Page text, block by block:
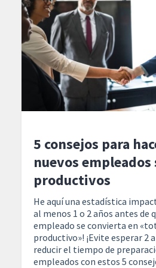
5 consejos para
nuevos empleados
productivos
He aquí una estadística
al menos 1 o 2 años antes de
empleado se convierta en
productivo»! ¡Evite esperar 2
reducir el tiempo de
empleados con estos 5